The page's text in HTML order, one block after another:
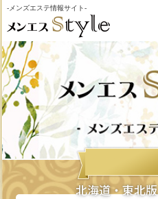
-メンズエステ情報サイト-
北海道・東北版